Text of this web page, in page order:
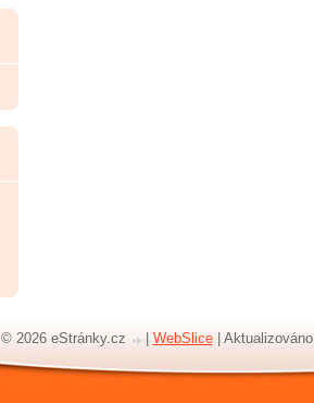
© 2026 eStránky.cz WebSlice